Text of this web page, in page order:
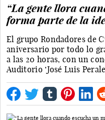
“La gente llora
forma parte de la
El grupo Rondadores de
aniversario por todo lo
a las 20 horas, con un
Auditorio ‘José Luis